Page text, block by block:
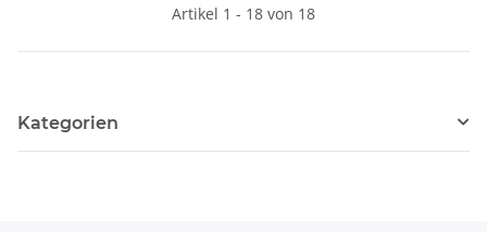
Artikel 1 - 18 von 18
Kategorien